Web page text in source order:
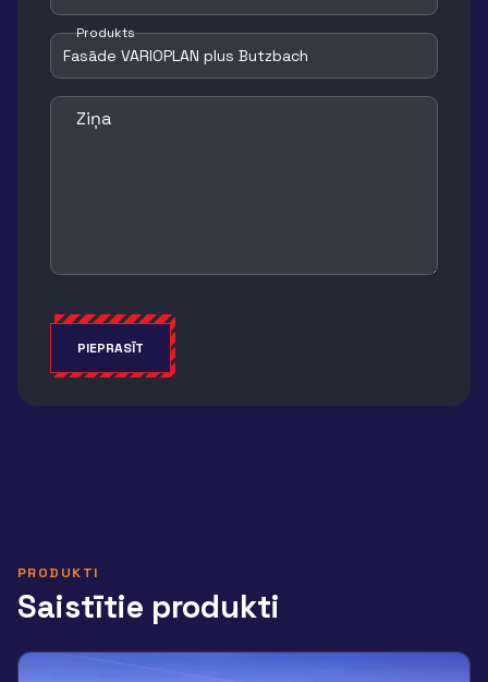
Produkts
Ziņa
PIEPRASĪT
PRODUKTI
Saistītie produkti